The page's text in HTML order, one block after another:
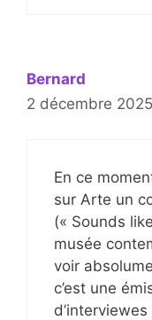
Bernard
2 décembre
En ce
sur Arte un
(« Sounds
musée
voir
c’est une